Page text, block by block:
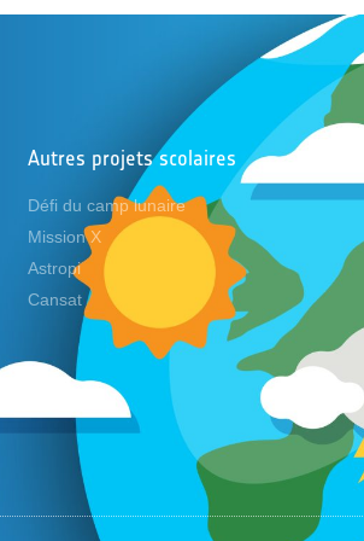
Autres projets scolaires
Défi du camp lunaire
Mission X
Astropi
Cansat